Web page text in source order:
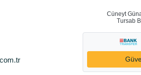
Cüneyt
Tursab